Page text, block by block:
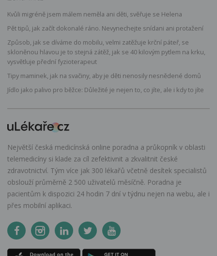
Kvůli migréně jsem málem neměla ani děti, svěřuje se Helena
Pět tipů, jak začít dokonalé ráno. Nevynechejte snídani ani protažení
Způsob, jak se díváme do mobilu, velmi zatěžuje krční páteř, se
skloněnou hlavou je to stejná zátěž, jak se 40 kilovým pytlem na krku,
vysvětluje přední fyzioterapeut
Tipy maminek, jak na svačiny, aby je děti nenosily nesnědené domů
Jídlo jako palivo pro běžce: Důležité je nejen to, co jíte, ale i kdy to jíte
Největší česká medicínská online poradna a průkopník v oblasti
telemedicíny si klade za cíl zefektivnit a zkvalitnit české
zdravotnictví. Tým více jak 300 lékařů včetně desítek specialistů
obslouží průměrně 2 500 uživatelů měsíčně. Poradna je
pacientům k dispozici 24 hodin 7 dní v týdnu nejen na webu, ale i
přes mobilní aplikaci.